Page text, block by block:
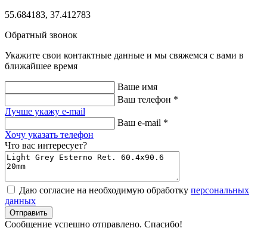
55.684183, 37.412783
Обратный звонок
Укажите свои контактные данные и мы свяжемся с вами в
ближайшее время
Ваше имя
Ваш телефон *
Лучше укажу e-mail
Ваш e-mail *
Хочу указать телефон
Что вас интересует?
Даю согласие на необходимую обработку персональных
данных
Отправить
Cообщение успешно отправлено. Cпасибо!